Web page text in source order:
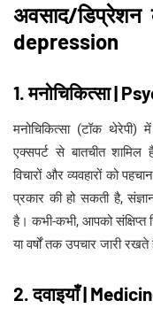
अवसाद/
depression
1. मनोचिकित्सा |
मनोचिकित्सा (टॉक थेरेपी)
एक्सपर्ट से बातचीत
विचारों और व्यवहारों को
प्रकार की हो सकती है,
है। कभी-कभी, आपको संक्षिप्त
या वर्षों तक उपचार जारी रखते
2. दवाइयाँ |